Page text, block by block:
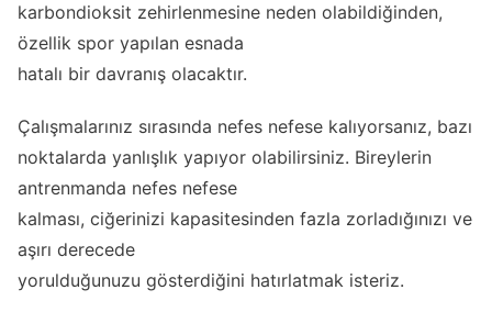
karbondioksit zehirlenmesine neden olabildiğinden,
özellik spor yapılan esnada
hatalı bir davranış olacaktır.
Çalışmalarınız sırasında nefes nefese kalıyorsanız, bazı
noktalarda yanlışlık yapıyor olabilirsiniz. Bireylerin
antrenmanda nefes nefese
kalması, ciğerinizi kapasitesinden fazla zorladığınızı ve
aşırı derecede
yorulduğunuzu gösterdiğini hatırlatmak isteriz.